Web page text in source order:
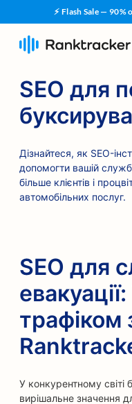
⚡ Flash Sale —
SEO для
Дізнайтеся, як SEO-
допомогти вашій
більше клієнтів і
автомобільних послуг.
SEO для
трафіком
У конкурентному світі
вирішальне значення